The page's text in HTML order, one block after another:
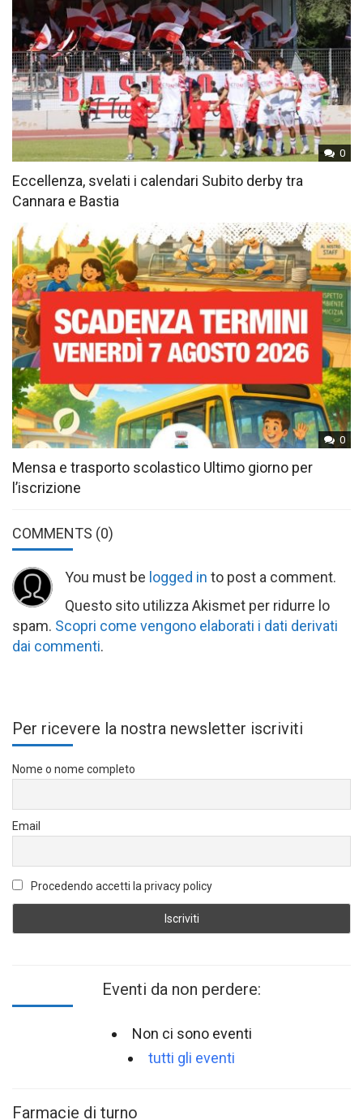
0
Eccellenza, svelati i calendari Subito derby tra
Cannara e Bastia
0
Mensa e trasporto scolastico Ultimo giorno per
l’iscrizione
COMMENTS (0)
You must be logged in to post a comment.
Questo sito utilizza Akismet per ridurre lo
spam. Scopri come vengono elaborati i dati derivati
dai commenti.
Per ricevere la nostra newsletter iscriviti
Nome o nome completo
Email
Procedendo accetti la privacy policy
Eventi da non perdere:
Non ci sono eventi
tutti gli eventi
Farmacie di turno